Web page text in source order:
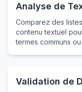
Analyse de
Comparez des
contenu textuel
termes communs
Validation de